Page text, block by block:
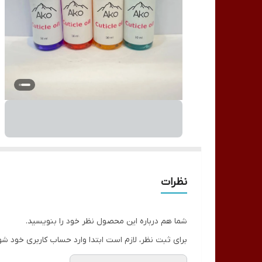
نظرات
شما هم درباره این محصول نظر خود را بنویسید.
برای ثبت نظر، لازم است ابتدا وارد حساب کاربری خود